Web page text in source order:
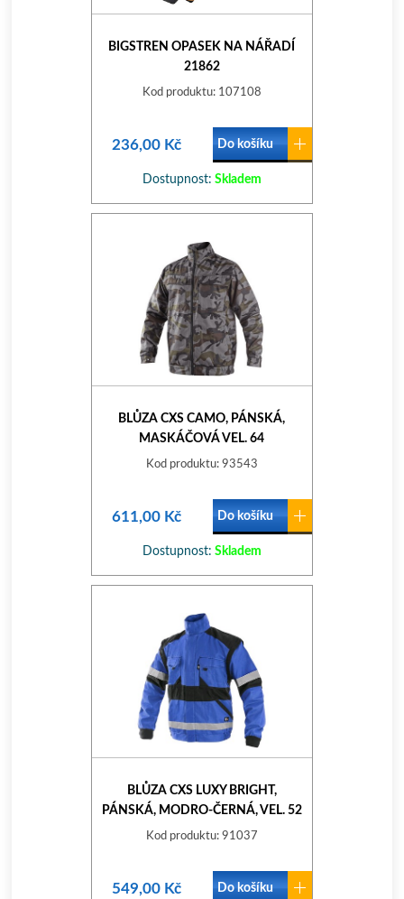
BIGSTREN OPASEK NA NÁŘADÍ
21862
Kod produktu: 107108
236,00 Kč Do košíku
Dostupnost: Skladem
BLŮZA CXS CAMO, PÁNSKÁ,
MASKÁČOVÁ VEL. 64
Kod produktu: 93543
611,00 Kč Do košíku
Dostupnost: Skladem
BLŮZA CXS LUXY BRIGHT,
PÁNSKÁ, MODRO-ČERNÁ, VEL. 52
Kod produktu: 91037
549,00 Kč Do košíku